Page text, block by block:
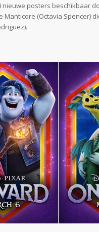
nieuwe posters beschikbaar
Manticore (Octavia Spencer)